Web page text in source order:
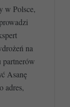
w Polsce,
na
Asanę
adres,